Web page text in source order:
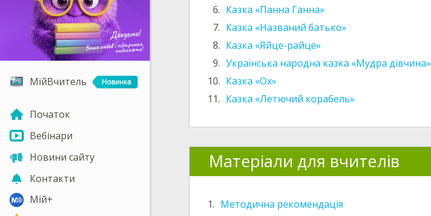
МійВчитель
Початок
Вебінари
Новини сайту
Контакти
Мій+
6. Казка «Панна Ганна»
7. Казка «Названий батько»
8. Казка «Яйце-райце»
9. Українська народна казка «Мудра дівчина»
10. Казка «Ох»
11. Казка «Летючий корабель»
Матеріали для вчителів
1. Методична рекомендація